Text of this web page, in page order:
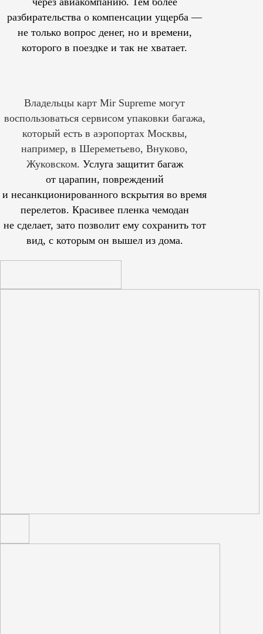
разбирательства о компенсации ущерба —
не только вопрос денег, но и времени,
которого в поездке и так не хватает.
Владельцы карт Mir Supreme могут
воспользоваться сервисом упаковки багажа,
который есть в аэропортах Москвы,
например, в Шереметьево, Внуково,
Жуковском. Услуга защитит багаж
от царапин, повреждений
и несанкционированного вскрытия во время
перелетов. Красивее пленка чемодан
не сделает, зато позволит ему сохранить тот
вид, с которым он вышел из дома.